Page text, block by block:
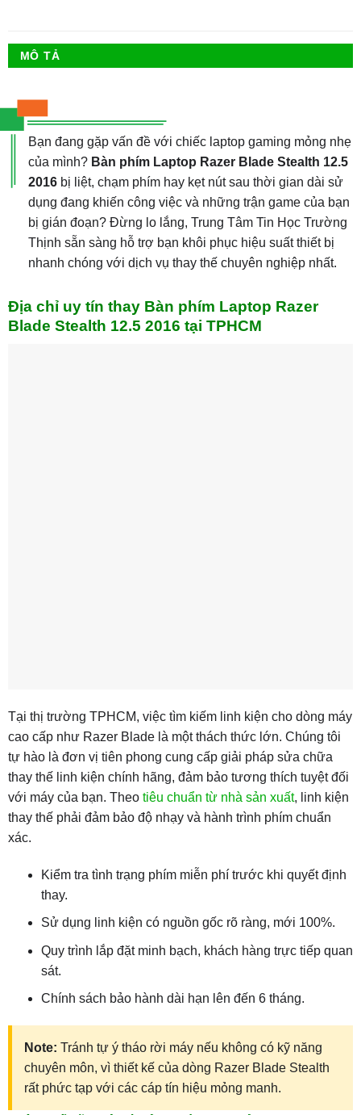
MÔ TẢ
Bạn đang gặp vấn đề với chiếc laptop gaming mỏng nhẹ
của mình? Bàn phím Laptop Razer Blade Stealth 12.5
2016bị liệt, chạm phím hay kẹt nút sau thời gian dài sử
dụng đang khiến công việc và những trận game của bạn
bị gián đoạn? Đừng lo lắng, Trung Tâm Tin Học Trường
Thịnh sẵn sàng hỗ trợ bạn khôi phục hiệu suất thiết bị
nhanh chóng với dịch vụ thay thế chuyên nghiệp nhất.
Địa chỉ uy tín thay Bàn phím Laptop Razer
Blade Stealth 12.5 2016 tại TPHCM
Tại thị trường TPHCM, việc tìm kiếm linh kiện cho dòng máy
cao cấp như Razer Blade là một thách thức lớn. Chúng tôi
tự hào là đơn vị tiên phong cung cấp giải pháp sửa chữa
thay thế linh kiện chính hãng, đảm bảo tương thích tuyệt đối
với máy của bạn. Theo tiêu chuẩn từ nhà sản xuất, linh kiện
thay thế phải đảm bảo độ nhạy và hành trình phím chuẩn
xác.
Kiểm tra tình trạng phím miễn phí trước khi quyết định
thay.
Sử dụng linh kiện có nguồn gốc rõ ràng, mới 100%.
Quy trình lắp đặt minh bạch, khách hàng trực tiếp quan
sát.
Chính sách bảo hành dài hạn lên đến 6 tháng.
Note: Tránh tự ý tháo rời máy nếu không có kỹ năng
chuyên môn, vì thiết kế của dòng Razer Blade Stealth
rất phức tạp với các cáp tín hiệu mỏng manh.